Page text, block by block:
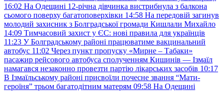
16:02 На Одещині 12-річна дівчинка вистрибнула з балкона
сьомого поверху багатоповерхівки 14:58 На передовій загинув
молодий захисник з Болградської громади Кишлали Михайло
14:09 Тимчасовий захист у ЄС: нові правила для українців
11:23 У Болградському районі працюватиме вакцинальний
автобус 11:02 Через пункт пропуску «Мирне – Табаки»
пасажир рейсового автобуса сполученням Кишинів — Ізмаїл
намагався незаконно провезти партію лікарських засобів 10:17
В Ізмаїльському районі присвоїли почесне звання “Мати-
героїня” трьом багатодітним матерям 09:58 На Одещині